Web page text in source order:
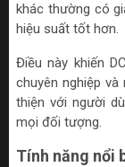
khác thường có
hiệu suất tốt hơn.
Điều này khiến
chuyên nghiệp
thiện với người
mọi đối tượng.
Tính năng nổi